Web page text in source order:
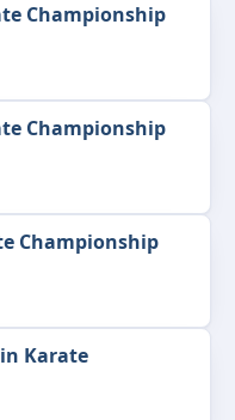
Championship
Championship
Championship
Karate